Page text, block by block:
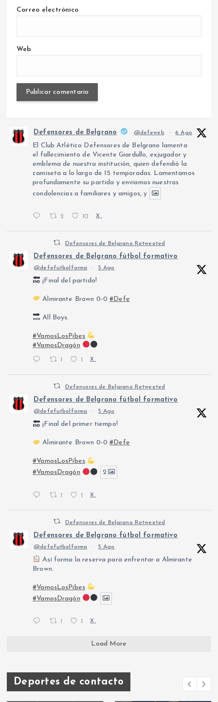
Correo electrónico
Web
Defensores de Belgrano @defeweb · 6 Ago
El Club Atlético Defensores de Belgrano lamenta
el fallecimiento de Vicente Giardullo, exjugador y
emblema de nuestra institución, quien defendió la
camiseta a lo largo de 15 temporadas. Lamentamos
profundamente su partida y enviamos nuestras
condolencias a familiares y amigos, y
2 10 X
Defensores de Belgrano Retweeted
Defensores de Belgrano fútbol formativo
@defefutbolforma · 5 Ago
¡Final del partido!
Almirante Brown 0-0#Defe
All Boys.
#VamosLosPibes
#VamosDragón
X
Defensores de Belgrano Retweeted
Defensores de Belgrano fútbol formativo
@defefutbolforma · 5 Ago
¡Final del primer tiempo!
Almirante Brown 0-0#Defe
#VamosLosPibes
#VamosDragón
2
1 1 X
Defensores de Belgrano Retweeted
Defensores de Belgrano fútbol formativo
@defefutbolforma · 5 Ago
Así forma la reserva para enfrentar a Almirante
Brown.
#VamosLosPibes
#VamosDragón
X
Load More
Deportes de contacto